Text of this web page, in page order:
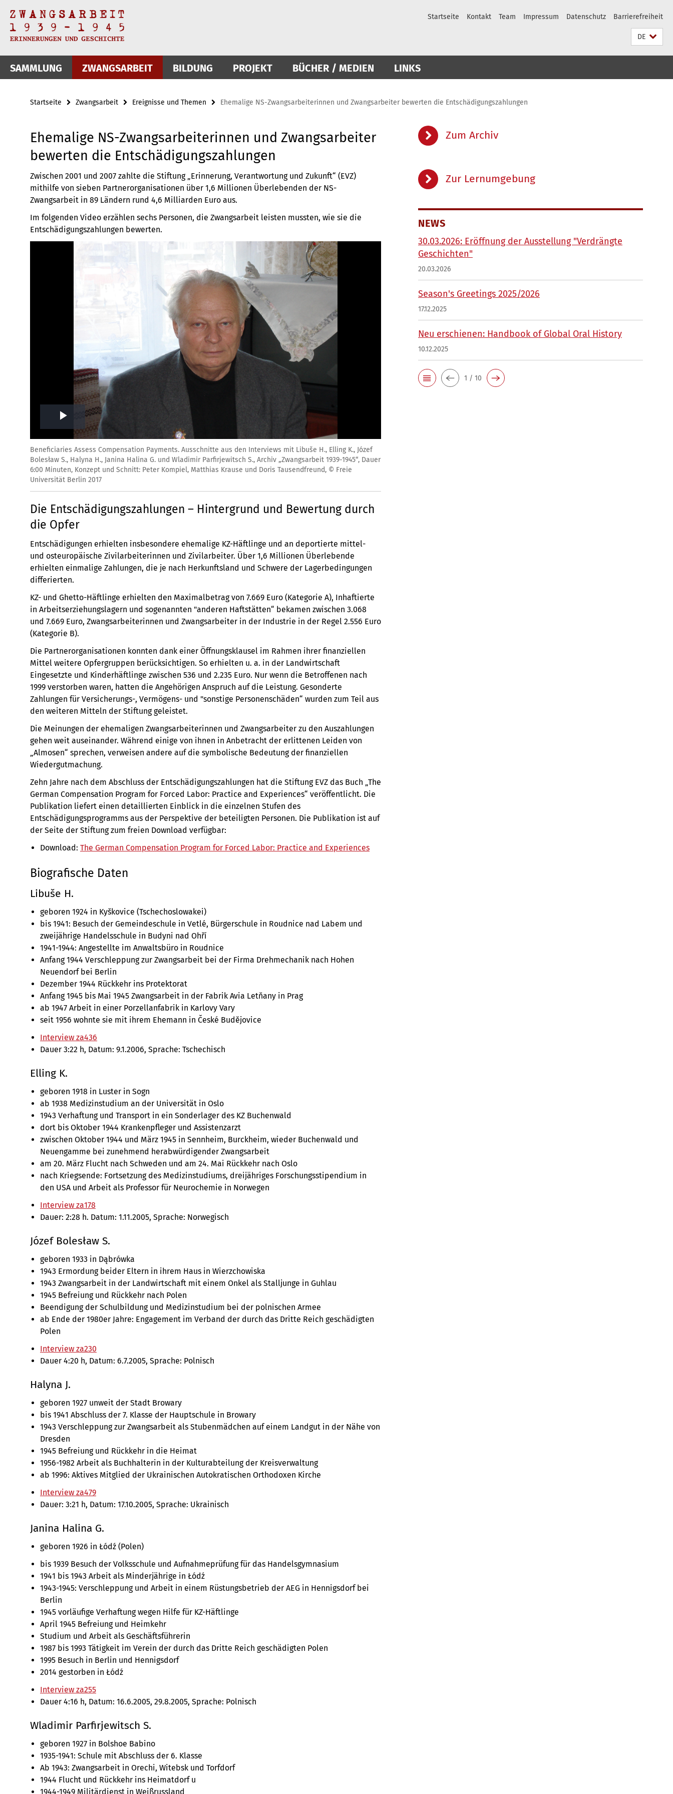
direkt
Inhalt
Service-
Navigation
Startseite Kontakt Team Impressum Datenschutz Barrierefreiheit
DE
SAMMLUNG ZWANGSARBEIT BILDUNG PROJEKT BÜCHER / MEDIEN LINKS
Startseite Zwangsarbeit Ereignisse und Themen Ehemalige NS-Zwangsarbeiterinnen und Zwangsarbeiter bewerten die Entschädigungszahlungen
Ehemalige NS-Zwangsarbeiterinnen und Zwangsarbeiter
bewerten die Entschädigungszahlungen
Zwischen 2001 und 2007 zahlte die Stiftung „Erinnerung, Verantwortung und Zukunft“ (EVZ)
mithilfe von sieben Partnerorganisationen über 1,6 Millionen Überlebenden der NS-
Zwangsarbeit in 89 Ländern rund 4,6 Milliarden Euro aus.
Im folgenden Video erzählen sechs Personen, die Zwangsarbeit leisten mussten, wie sie die
Entschädigungszahlungen bewerten.
Play
Video
Beneficiaries Assess Compensation Payments. Ausschnitte aus den Interviews mit Libuše H., Elling K., Józef
Bolesław S., Halyna H., Janina Halina G. und Wladimir Parfirjewitsch S., Archiv „Zwangsarbeit 1939-1945“, Dauer
6:00 Minuten, Konzept und Schnitt: Peter Kompiel, Matthias Krause und Doris Tausendfreund, © Freie
Universität Berlin 2017
Die Entschädigungszahlungen – Hintergrund und Bewertung durch
die Opfer
Entschädigungen erhielten insbesondere ehemalige KZ-Häftlinge und an deportierte mittel-
und osteuropäische Zivilarbeiterinnen und Zivilarbeiter. Über 1,6 Millionen Überlebende
erhielten einmalige Zahlungen, die je nach Herkunftsland und Schwere der Lagerbedingungen
differierten.
KZ- und Ghetto-Häftlinge erhielten den Maximalbetrag von 7.669 Euro (Kategorie A), Inhaftierte
in Arbeitserziehungslagern und sogenannten "anderen Haftstätten“ bekamen zwischen 3.068
und 7.669 Euro, Zwangsarbeiterinnen und Zwangsarbeiter in der Industrie in der Regel 2.556 Euro
(Kategorie B).
Die Partnerorganisationen konnten dank einer Öffnungsklausel im Rahmen ihrer finanziellen
Mittel weitere Opfergruppen berücksichtigen. So erhielten u. a. in der Landwirtschaft
Eingesetzte und Kinderhäftlinge zwischen 536 und 2.235 Euro. Nur wenn die Betroffenen nach
1999 verstorben waren, hatten die Angehörigen Anspruch auf die Leistung. Gesonderte
Zahlungen für Versicherungs-, Vermögens- und "sonstige Personenschäden“ wurden zum Teil aus
den weiteren Mitteln der Stiftung geleistet.
Die Meinungen der ehemaligen Zwangsarbeiterinnen und Zwangsarbeiter zu den Auszahlungen
gehen weit auseinander. Während einige von ihnen in Anbetracht der erlittenen Leiden von
„Almosen“ sprechen, verweisen andere auf die symbolische Bedeutung der finanziellen
Wiedergutmachung.
Zehn Jahre nach dem Abschluss der Entschädigungszahlungen hat die Stiftung EVZ das Buch „The
German Compensation Program for Forced Labor: Practice and Experiences“ veröffentlicht. Die
Publikation liefert einen detaillierten Einblick in die einzelnen Stufen des
Entschädigungsprogramms aus der Perspektive der beteiligten Personen. Die Publikation ist auf
der Seite der Stiftung zum freien Download verfügbar:
Download: The German Compensation Program for Forced Labor: Practice and Experiences
Biografische Daten
Libuše H.
geboren 1924 in Kyškovice (Tschechoslowakei)
bis 1941: Besuch der Gemeindeschule in Vetlé, Bürgerschule in Roudnice nad Labem und
zweijährige Handelsschule in Budyni nad Ohří
1941-1944: Angestellte im Anwaltsbüro in Roudnice
Anfang 1944 Verschleppung zur Zwangsarbeit bei der Firma Drehmechanik nach Hohen
Neuendorf bei Berlin
Dezember 1944 Rückkehr ins Protektorat
Anfang 1945 bis Mai 1945 Zwangsarbeit in der Fabrik Avia Letňany in Prag
ab 1947 Arbeit in einer Porzellanfabrik in Karlovy Vary
seit 1956 wohnte sie mit ihrem Ehemann in České Budějovice
Interview za436
Dauer 3:22 h, Datum: 9.1.2006, Sprache: Tschechisch
Elling K.
geboren 1918 in Luster in Sogn
ab 1938 Medizinstudium an der Universität in Oslo
1943 Verhaftung und Transport in ein Sonderlager des KZ Buchenwald
dort bis Oktober 1944 Krankenpfleger und Assistenzarzt
zwischen Oktober 1944 und März 1945 in Sennheim, Burckheim, wieder Buchenwald und
Neuengamme bei zunehmend herabwürdigender Zwangsarbeit
am 20. März Flucht nach Schweden und am 24. Mai Rückkehr nach Oslo
nach Kriegsende: Fortsetzung des Medizinstudiums, dreijähriges Forschungsstipendium in
den USA und Arbeit als Professor für Neurochemie in Norwegen
Interview za178
Dauer: 2:28 h. Datum: 1.11.2005, Sprache: Norwegisch
Józef Bolesław S.
geboren 1933 in Dąbrówka
1943 Ermordung beider Eltern in ihrem Haus in Wierzchowiska
1943 Zwangsarbeit in der Landwirtschaft mit einem Onkel als Stalljunge in Guhlau
1945 Befreiung und Rückkehr nach Polen
Beendigung der Schulbildung und Medizinstudium bei der polnischen Armee
ab Ende der 1980er Jahre: Engagement im Verband der durch das Dritte Reich geschädigten
Polen
Interview za230
Dauer 4:20 h, Datum: 6.7.2005, Sprache: Polnisch
Halyna J.
geboren 1927 unweit der Stadt Browary
bis 1941 Abschluss der 7. Klasse der Hauptschule in Browary
1943 Verschleppung zur Zwangsarbeit als Stubenmädchen auf einem Landgut in der Nähe von
Dresden
1945 Befreiung und Rückkehr in die Heimat
1956-1982 Arbeit als Buchhalterin in der Kulturabteilung der Kreisverwaltung
ab 1996: Aktives Mitglied der Ukrainischen Autokratischen Orthodoxen Kirche
Interview za479
Dauer: 3:21 h, Datum: 17.10.2005, Sprache: Ukrainisch
Janina Halina G.
geboren 1926 in Łódź (Polen)
bis 1939 Besuch der Volksschule und Aufnahmeprüfung für das Handelsgymnasium
1941 bis 1943 Arbeit als Minderjährige in Łódź
1943-1945: Verschleppung und Arbeit in einem Rüstungsbetrieb der AEG in Hennigsdorf bei
Berlin
1945 vorläufige Verhaftung wegen Hilfe für KZ-Häftlinge
April 1945 Befreiung und Heimkehr
Studium und Arbeit als Geschäftsführerin
1987 bis 1993 Tätigkeit im Verein der durch das Dritte Reich geschädigten Polen
1995 Besuch in Berlin und Hennigsdorf
2014 gestorben in Łódź
Interview za255
Dauer 4:16 h, Datum: 16.6.2005, 29.8.2005, Sprache: Polnisch
Wladimir Parfirjewitsch S.
geboren 1927 in Bolshoe Babino
1935-1941: Schule mit Abschluss der 6. Klasse
Ab 1943: Zwangsarbeit in Orechi, Witebsk und Torfdorf
1944 Flucht und Rückkehr ins Heimatdorf u
1944-1949 Militärdienst in Weißrussland
Zum Archiv
Zur Lernumgebung
NEWS
30.03.2026: Eröffnung der Ausstellung "Verdrängte
Geschichten"
20.03.2026
Season's Greetings 2025/2026
17.12.2025
Neu erschienen: Handbook of Global Oral History
10.12.2025
1 / 10